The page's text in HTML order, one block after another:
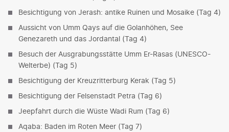
Besichtigung von Jerash: antike Ruinen und Mosaike (Tag 4)
Aussicht von Umm Qays auf die Golanhöhen, See
Genezareth und das Jordantal (Tag 4)
Besuch der Ausgrabungsstätte Umm Er-Rasas (UNESCO-
Welterbe) (Tag 5)
Besichtigung der Kreuzritterburg Kerak (Tag 5)
Besichtigung der Felsenstadt Petra (Tag 6)
Jeepfahrt durch die Wüste Wadi Rum (Tag 6)
Aqaba: Baden im Roten Meer (Tag 7)